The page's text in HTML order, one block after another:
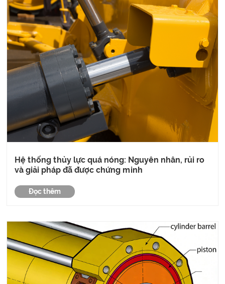
Hệ thống thủy lực quá nóng: Nguyên nhân, rủi ro
và giải pháp đã được chứng minh
Đọc thêm